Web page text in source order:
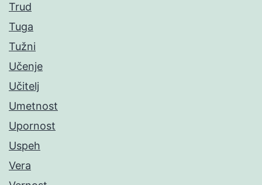
Trud
Tuga
Tužni
Učenje
Učitelj
Umetnost
Upornost
Uspeh
Vera